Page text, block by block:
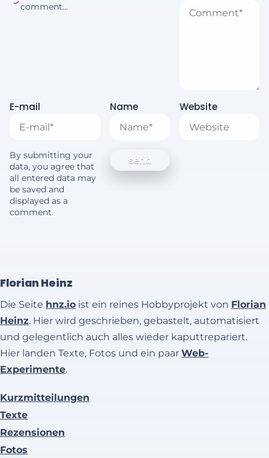
comment...
E-mail Name Website
By submitting your
data, you agree that
all entered data may
be saved and
displayed as a
comment.
Florian Heinz
Die Seite hnz.io ist ein reines Hobbyprojekt von Florian
Heinz. Hier wird geschrieben, gebastelt, automatisiert
und gelegentlich auch alles wieder kaputtrepariert.
Hier landen Texte, Fotos und ein paar Web-
Experimente.
Kurzmitteilungen
Texte
Rezensionen
Fotos